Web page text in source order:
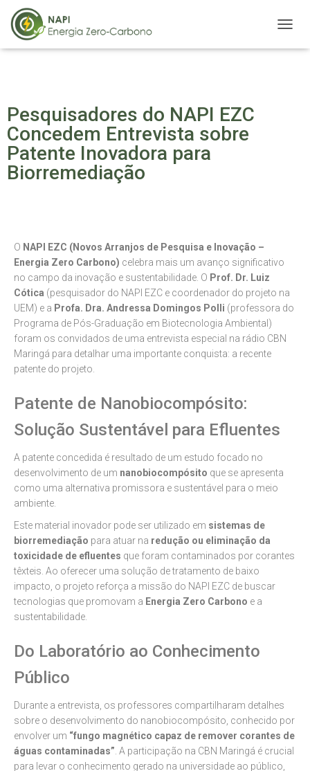
L
Pesquisadores do NAPI EZC
Concedem Entrevista sobre
Patente Inovadora para
Biorremediação
O NAPI EZC (Novos Arranjos de Pesquisa e Inovação –
Energia Zero Carbono) celebra mais um avanço significativo
no campo da inovação e sustentabilidade. O Prof. Dr. Luiz
Cótica (pesquisador do NAPI EZC e coordenador do projeto na
UEM) e a Profa. Dra. Andressa Domingos Polli (professora do
Programa de Pós-Graduação em Biotecnologia Ambiental)
foram os convidados de uma entrevista especial na rádio CBN
Maringá para detalhar uma importante conquista: a recente
patente do projeto.
Patente de Nanobiocompósito:
Solução Sustentável para Efluentes
A patente concedida é resultado de um estudo focado no
desenvolvimento de um nanobiocompósito que se apresenta
como uma alternativa promissora e sustentável para o meio
ambiente.
Este material inovador pode ser utilizado em sistemas de
biorremediação para atuar na redução ou eliminação da
toxicidade de efluentes que foram contaminados por corantes
têxteis. Ao oferecer uma solução de tratamento de baixo
impacto, o projeto reforça a missão do NAPI EZC de buscar
tecnologias que promovam a Energia Zero Carbono e a
sustentabilidade.
Do Laboratório ao Conhecimento
Público
Durante a entrevista, os professores compartilharam detalhes
sobre o desenvolvimento do nanobiocompósito, conhecido por
envolver um “fungo magnético capaz de remover corantes de
águas contaminadas” . A participação na CBN Maringá é crucial
para levar o conhecimento gerado na universidade ao público,